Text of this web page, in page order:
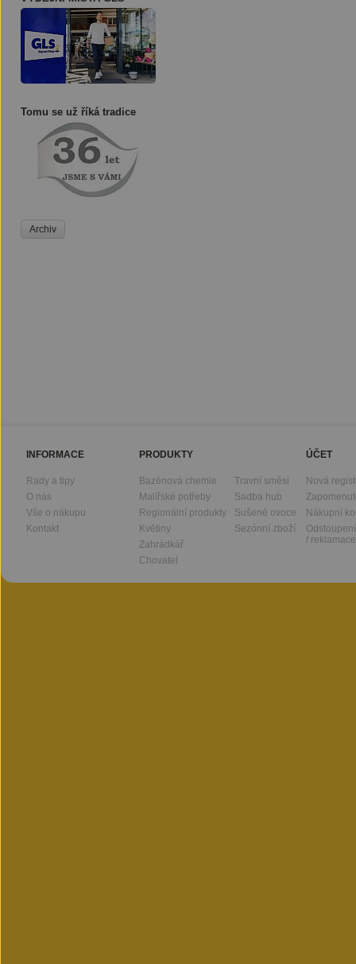
Tomu se už říká tradice
Archiv
INFORMACE PRODUKTY ÚČET
Rady a tipy
O nás
Vše o nákupu
Kontakt
Bazénová chemie
Malířské potřeby
Regionální produkty
Květiny
Zahrádkář
Chovatel
Travní směsi
Sadba hub
Sušené ovoce
Sezónní zboží
Nová
Nákupní
/ reklamace